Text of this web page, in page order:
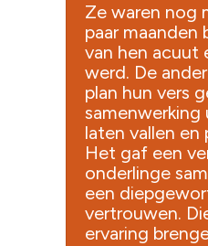
Ze waren nog
paar maanden
van hen acuut
werd. De
plan hun vers
laten vallen en
Het gaf een
onderlinge
een
vertrouwen.
ervaring